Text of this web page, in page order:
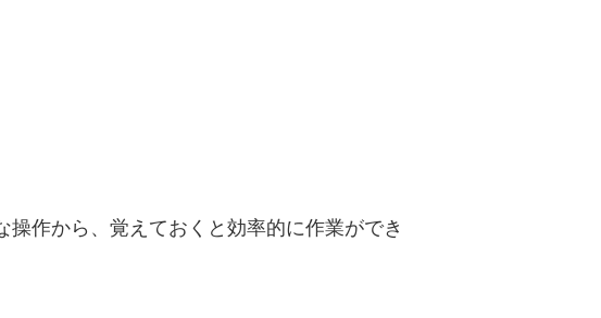
作から、覚えておくと効率的に作業ができ